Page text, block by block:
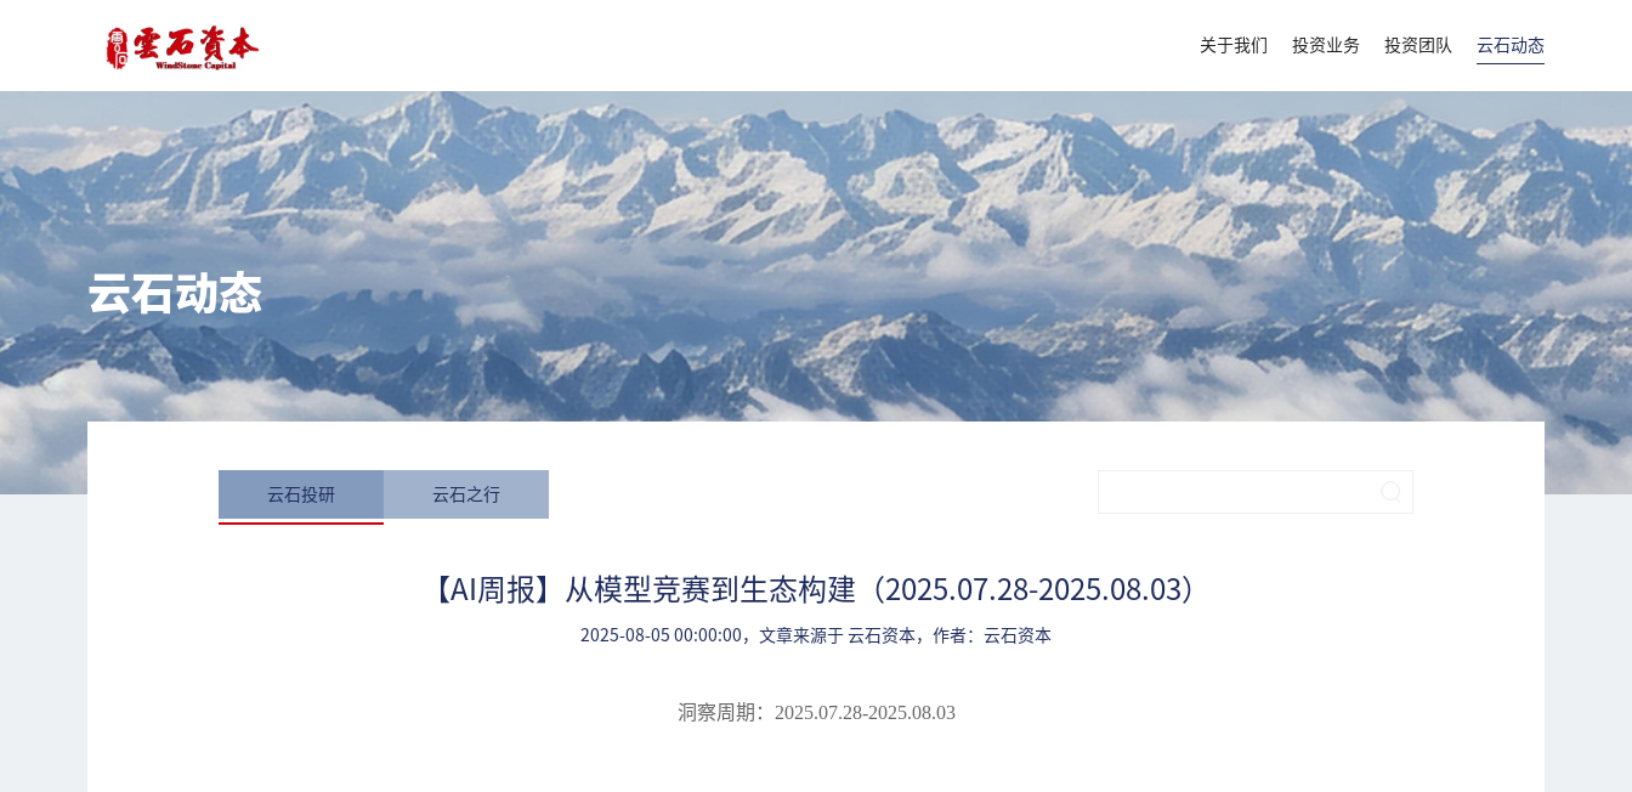
关于我们 投资业务 投资团队 云石动态
云石动态
云石投研 云石之行
【AI周报】从模型竞赛到生态构建（2025.07.28-2025.08.03）
2025-08-05 00:00:00，文章来源于 云石资本，作者：云石资本
洞察周期： 2025.07.28-2025.08.03